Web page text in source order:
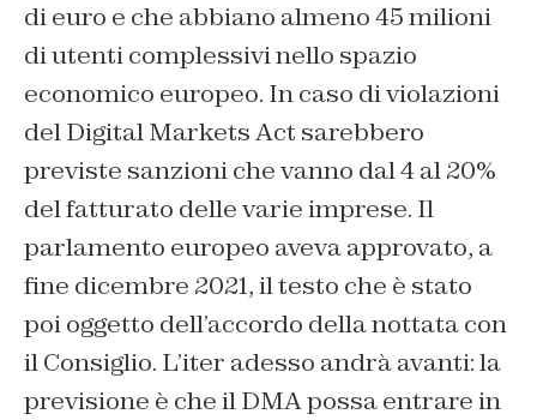
di euro e che abbiano almeno 45 milioni
di utenti complessivi nello spazio
economico europeo. In caso di violazioni
del Digital Markets Act sarebbero
previste sanzioni che vanno dal 4 al 20%
del fatturato delle varie imprese. Il
parlamento europeo aveva approvato, a
fine dicembre 2021, il testo che è stato
poi oggetto dell’accordo della nottata con
il Consiglio. L’iter adesso andrà avanti: la
previsione è che il DMA possa entrare in